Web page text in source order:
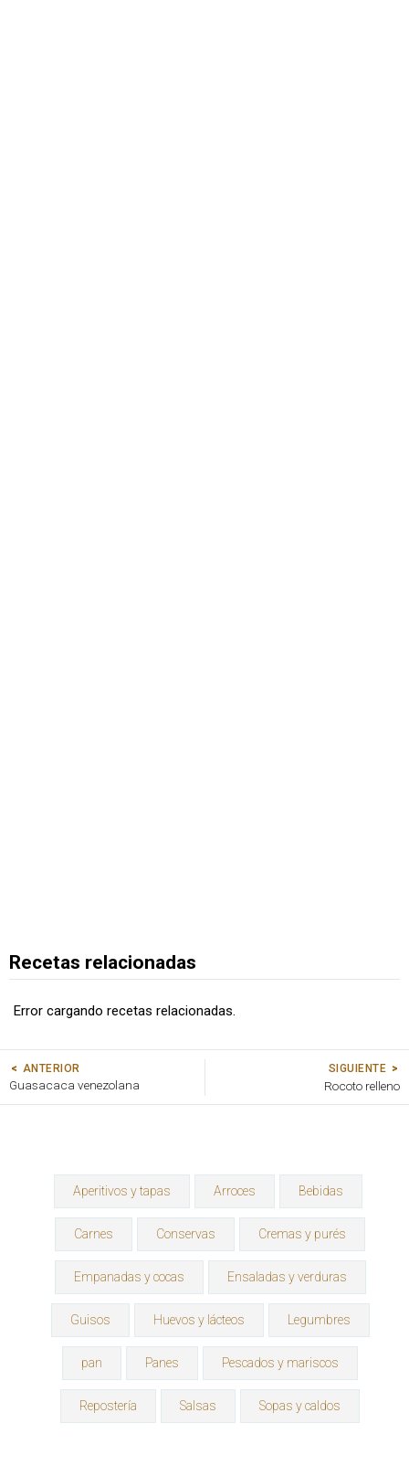
Recetas relacionadas
Error cargando recetas relacionadas.
ANTERIOR
Guasacaca venezolana
SIGUIENTE
Rocoto relleno
Aperitivos y tapas Arroces Bebidas
Carnes Conservas Cremas y purés
Empanadas y cocas Ensaladas y verduras
Guisos Huevos y lácteos Legumbres
pan Panes Pescados y mariscos
Repostería Salsas Sopas y caldos